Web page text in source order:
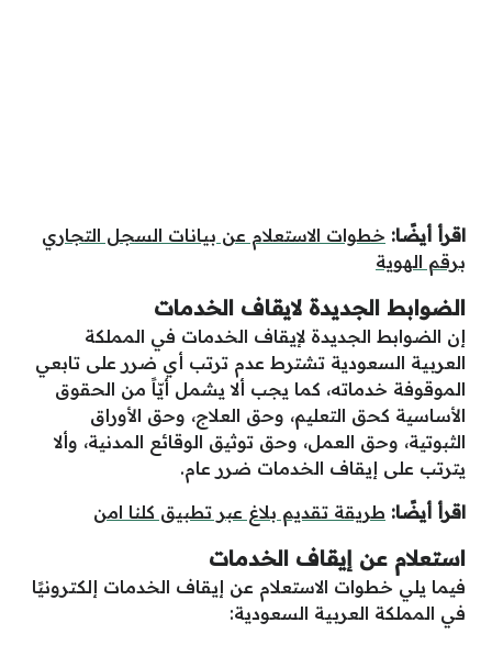
اقرأ أيضًا: خطوات الاستعلام عن بيانات السجل التجاري
برقم الهوية
الضوابط الجديدة لايقاف الخدمات
إن الضوابط الجديدة لإيقاف الخدمات في المملكة
العربية السعودية تشترط عدم ترتب أي ضرر على تابعي
الموقوفة خدماته، كما يجب ألا يشمل أيّاً من الحقوق
الأساسية كحق التعليم، وحق العلاج، وحق الأوراق
الثبوتية، وحق العمل، وحق توثيق الوقائع المدنية، وألا
يترتب على إيقاف الخدمات ضرر عام.
اقرأ أيضًا: طريقة تقديم بلاغ عبر تطبيق كلنا امن
استعلام عن إيقاف الخدمات
فيما يلي خطوات الاستعلام عن إيقاف الخدمات إلكترونيًا
في المملكة العربية السعودية: